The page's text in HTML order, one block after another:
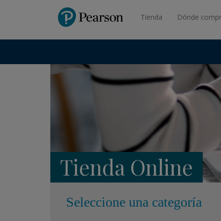
PearsonTienda Dónde
Tienda Online
Seleccione una categoría